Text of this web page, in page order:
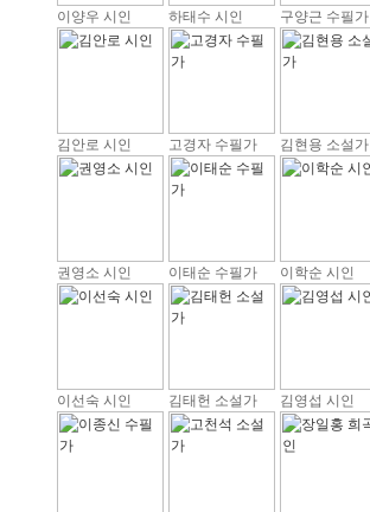
이양우 시인 하태수 시인 구양근 수필가
김안로 시인 고경자 수필가 김현용 소설가
권영소 시인 이태순 수필가 이학순 시인
이선숙 시인 김태헌 소설가 김영섭 시인